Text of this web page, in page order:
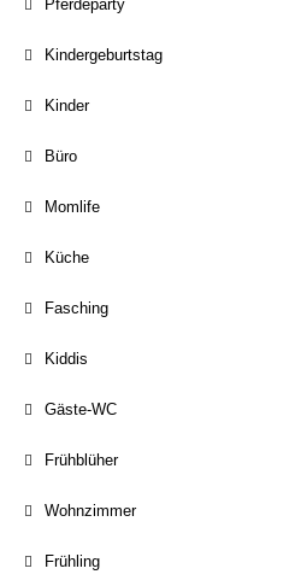
Pferdeparty
Kindergeburtstag
Kinder
Büro
Momlife
Küche
Fasching
Kiddis
Gäste-WC
Frühblüher
Wohnzimmer
Frühling